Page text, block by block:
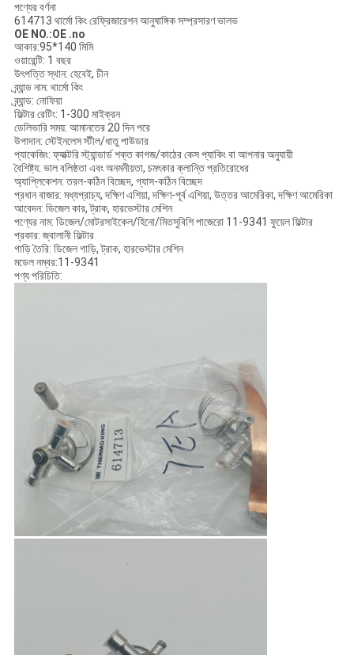
পণ্যের বর্ণনা
614713 থার্মো কিং রেফ্রিজারেশন আনুষাঙ্গিক সম্প্রসারণ ভালভ
OE NO.:OE .no
আকার:95*140 মিমি
ওয়ারেন্টি: 1 বছর
উৎপত্তি স্থান: হেবেই, চীন
ব্র্যান্ড নাম: থার্মো কিং
ব্র্যান্ড: নোফিয়া
ফিল্টার রেটিং: 1-300 মাইক্রন
ডেলিভারি সময়: আমানতের 20 দিন পরে
উপাদান: স্টেইনলেস স্টীল/ধাতু পাউডার
প্যাকেজিং: ফ্যাক্টরি স্ট্যান্ডার্ড শক্ত কাগজ/কাঠের কেস প্যাকিং বা আপনার অনুযায়ী
বৈশিষ্ট্য: ভাল বলিষ্ঠতা এবং অনমনীয়তা, চমৎকার ক্লান্তি প্রতিরোধের
অ্যাপ্লিকেশন: তরল-কঠিন বিচ্ছেদ, গ্যাস-কঠিন বিচ্ছেদ
প্রধান বাজার: মধ্যপ্রাচ্য, দক্ষিণ এশিয়া, দক্ষিণ-পূর্ব এশিয়া, উত্তর আমেরিকা, দক্ষিণ আমেরিকা
আবেদন: ডিজেল কার, ট্রাক, হারভেস্টার মেশিন
পণ্যের নাম: ডিজেল/মোটরসাইকেল/হিনো/মিতসুবিশি পাজেরো 11-9341 ফুয়েল ফিল্টার
প্রকার: জ্বালানী ফিল্টার
গাড়ি তৈরি: ডিজেল গাড়ি, ট্রাক, হারভেস্টার মেশিন
মডেল নম্বর:11-9341
পণ্য পরিচিতি: